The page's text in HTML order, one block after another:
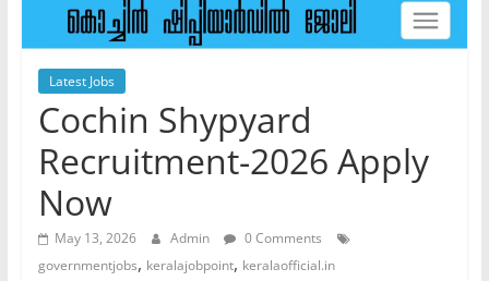
Latest Jobs
Cochin Shypyard
Recruitment-2026 Apply
Now
May 13, 2026 Admin
0 Comments
governmentjobs, keralajobpoint, keralaofficial.in